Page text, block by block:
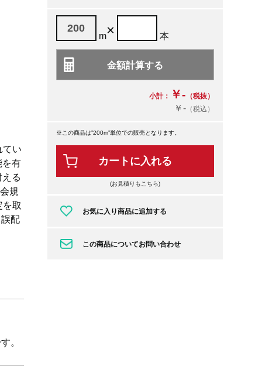
てい
を有
る
規
取
配
。
m× 本
小計： ￥- （税抜）
￥-（税込）
※この商品は”200m”単位での販売となります。
カートに入れる
(お見積りもこちら)
お気に入り商品に追加する
この商品についてお問い合わせ